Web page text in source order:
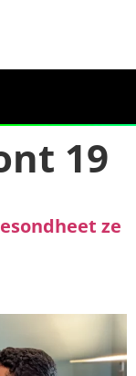
19
ze